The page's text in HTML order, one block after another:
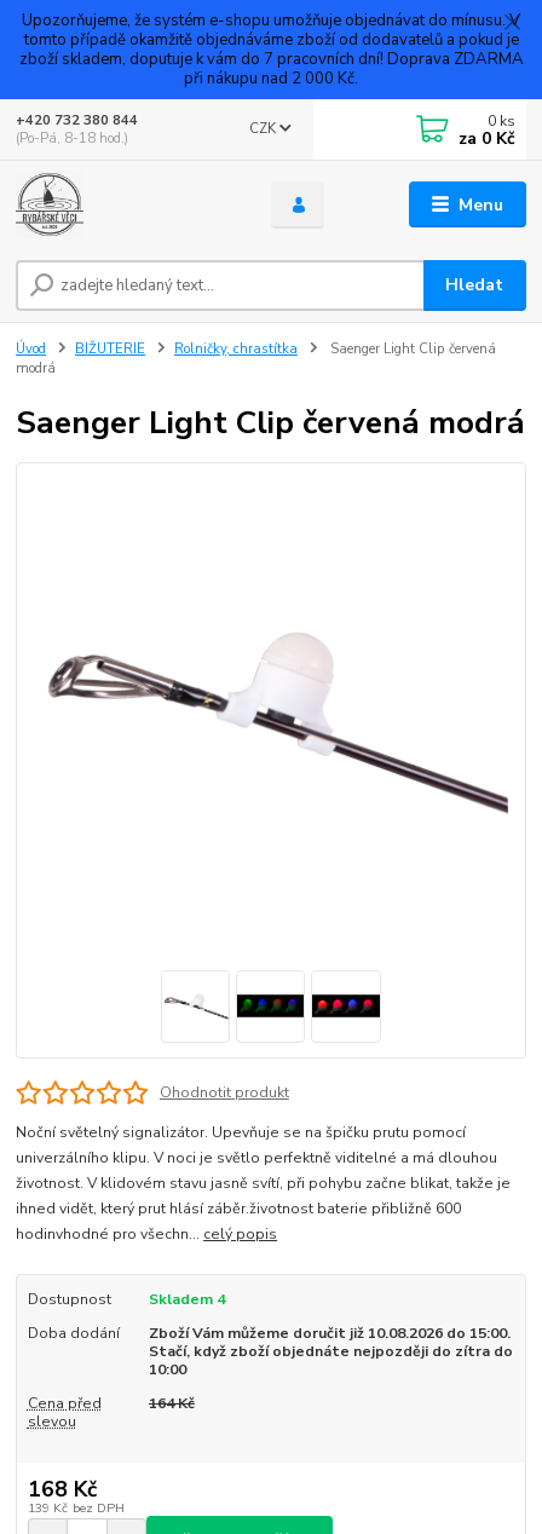
Upozorňujeme, že systém e-shopu umožňuje objednávat do mínusu. V
tomto případě okamžitě objednáváme zboží od dodavatelů a pokud je
zboží skladem, doputuje k vám do 7 pracovních dní! Doprava ZDARMA
při nákupu nad 2 000 Kč.
Menu
CZK
Hledat
+420 732 380 844
(Po-Pá, 8-18 hod.)
0 ks
za 0 Kč
Úvod BIŽUTERIE Rolničky, chrastítka
Saenger Light Clip červená
modrá
Saenger Light Clip červená modrá
Ohodnotit produkt
Noční světelný signalizátor. Upevňuje se na špičku prutu pomocí
univerzálního klipu. V noci je světlo perfektně viditelné a má dlouhou
životnost. V klidovém stavu jasně svítí, při pohybu začne blikat, takže je
ihned vidět, který prut hlásí záběr.životnost baterie přibližně 600
hodinvhodné pro všechn... celý popis
Dostupnost
Skladem 4
Doba dodání
Zboží Vám můžeme doručit již 10.08.2026 do 15:00.
Stačí, když zboží objednáte nejpozději do zítra do
10:00
Cena před
slevou
164 Kč
168 Kč
139 Kč bez DPH